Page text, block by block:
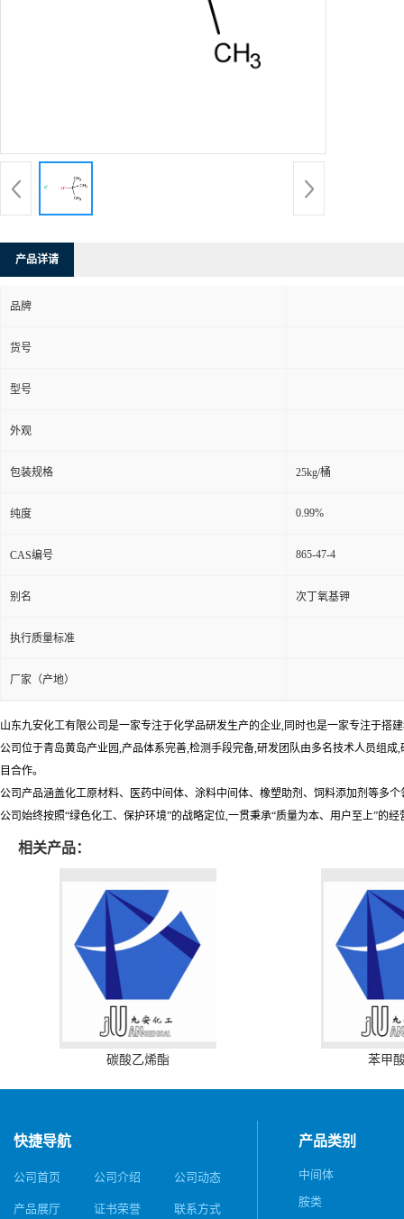
产品详请
品牌
货号
型号
外观
包装规格 25kg/桶
纯度 0.99%
CAS编号 865-47-4
别名 次丁氧基钾
执行质量标准
厂家（产地）
山东九安化工有限公司是一家专注于化学品研发生产的企业,同时也是一家专注于搭
公司位于青岛黄岛产业园,产品体系完善,检测手段完备,研发团队由多名技术人员组
目合作。
公司产品涵盖化工原材料、医药中间体、涂料中间体、橡塑助剂、饲料添加剂等多
公司始终按照“绿色化工、保护环境”的战略定位,一贯秉承“质量为本、用户至上”的
相关产品：
碳酸乙烯酯 苯甲
快捷导航
公司首页 公司介绍 公司动态
产品展厅 证书荣誉 联系方式
产品类别
中间体
胺类